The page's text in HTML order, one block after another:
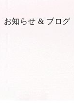
お知らせ & ブログ